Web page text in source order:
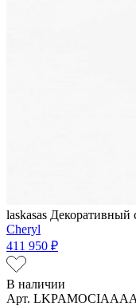
laskasas Декоративный
Cheryl
411 950 ₽
В наличии
Арт.